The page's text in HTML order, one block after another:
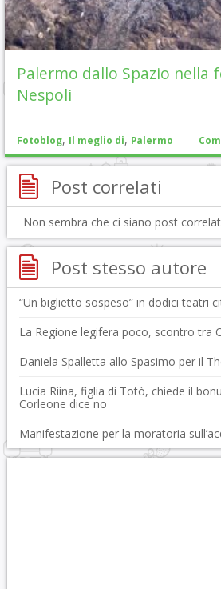
Palermo dallo Spazio nella
Nespoli
Fotoblog, Il meglio di, Palermo
Post correlati
Non sembra che ci siano post
Post stesso autore
“Un biglietto sospeso” in dodici teatri
La Regione legifera poco, scontro tra
Daniela Spalletta allo Spasimo per il
Lucia Riina, figlia di Totò, chiede il
Corleone dice no
Manifestazione per la moratoria